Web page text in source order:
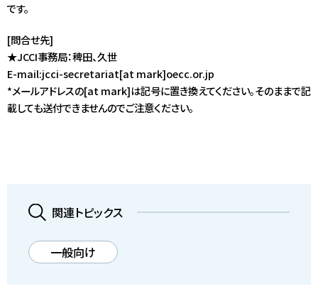
です。
[問合せ先]
★JCCI事務局：稗田、久世
E-mail:jcci-secretariat[at mark]oecc.or.jp
*メールアドレスの[at mark]は記号に置き換えてください。そのままで記
載しても送付できませんのでご注意ください。
関連トピックス
一般向け